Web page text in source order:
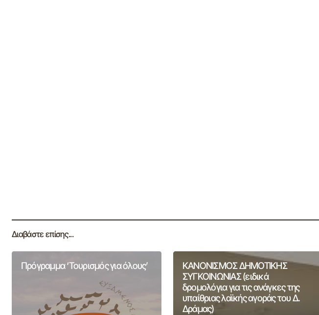
Διαβάστε επίσης...
Πρόγραμμα ‘Τουρισμός για όλους’
ΚΑΝΟΝΙΣΜΟΣ ΔΗΜΟΤΙΚΗΣ
ΣΥΓΚΟΙΝΩΝΙΑΣ (ειδικά
δρομολόγια για τις ανάγκες της
υπαίθριας λαϊκής αγοράς του Δ.
Δράμας)